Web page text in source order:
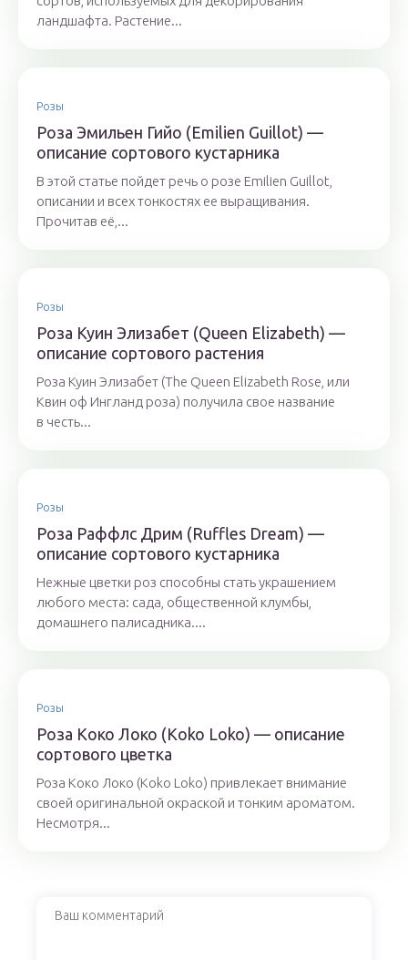
ландшафта. Растение...
Розы
Роза Эмильен Гийо (Emilien Guillot) —
описание сортового кустарника
В этой статье пойдет речь о розе Emilien Guillot,
описании и всех тонкостях ее выращивания.
Прочитав её,...
Розы
Роза Куин Элизабет (Queen Elizabeth) —
описание сортового растения
Роза Куин Элизабет (The Queen Elizabeth Rose, или
Квин оф Ингланд роза) получила свое название
в честь...
Розы
Роза Раффлс Дрим (Ruffles Dream) —
описание сортового кустарника
Нежные цветки роз способны стать украшением
любого места: сада, общественной клумбы,
домашнего палисадника....
Розы
Роза Коко Локо (Koko Loko) — описание
сортового цветка
Роза Коко Локо (Koko Loko) привлекает внимание
своей оригинальной окраской и тонким ароматом.
Несмотря...